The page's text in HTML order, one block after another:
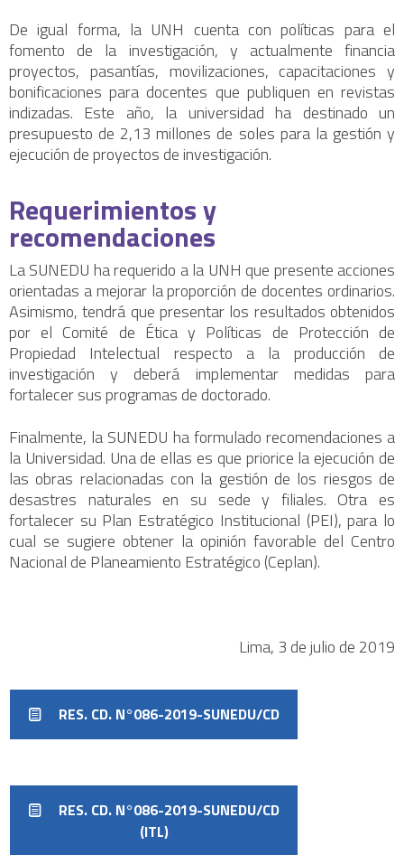
De igual forma, la UNH cuenta con políticas para el
fomento de la investigación, y actualmente financia
proyectos, pasantías, movilizaciones, capacitaciones y
bonificaciones para docentes que publiquen en revistas
indizadas. Este año, la universidad ha destinado un
presupuesto de 2,13 millones de soles para la gestión y
ejecución de proyectos de investigación.
Requerimientos y
recomendaciones
La SUNEDU ha requerido a la UNH que presente acciones
orientadas a mejorar la proporción de docentes ordinarios.
Asimismo, tendrá que presentar los resultados obtenidos
por el Comité de Ética y Políticas de Protección de
Propiedad Intelectual respecto a la producción de
investigación y deberá implementar medidas para
fortalecer sus programas de doctorado.
Finalmente, la SUNEDU ha formulado recomendaciones a
la Universidad. Una de ellas es que priorice la ejecución de
las obras relacionadas con la gestión de los riesgos de
desastres naturales en su sede y filiales. Otra es
fortalecer su Plan Estratégico Institucional (PEI), para lo
cual se sugiere obtener la opinión favorable del Centro
Nacional de Planeamiento Estratégico (Ceplan).
Lima, 3 de julio de 2019
RES. CD. N°086-2019-SUNEDU/CD
RES. CD. N°086-2019-SUNEDU/CD
(ITL)